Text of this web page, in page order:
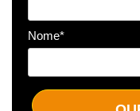
Nome*